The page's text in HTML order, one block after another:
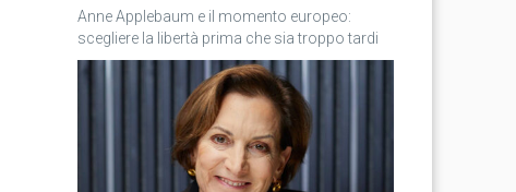
Anne Applebaum e il momento europeo:
scegliere la libertà prima che sia troppo tardi